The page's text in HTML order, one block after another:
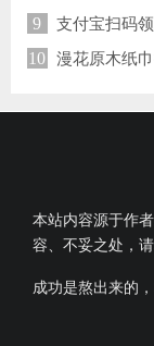
9
支付宝扫码
10
本站内容源于作
容、不妥之处，
成功是熬出来的